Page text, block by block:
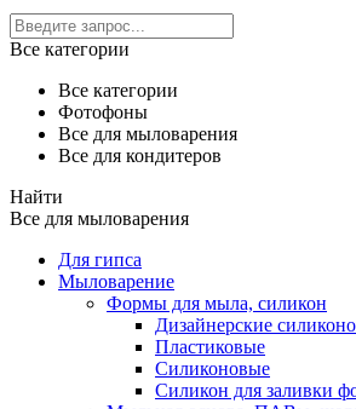
Все категории
Все категории
Фотофоны
Все для мыловарения
Все для кондитеров
Найти
Все для мыловарения
Для гипса
Мыловарение
Формы для мыла, силикон
Дизайнерские
Пластиковые
Силиконовые
Силикон для заливки